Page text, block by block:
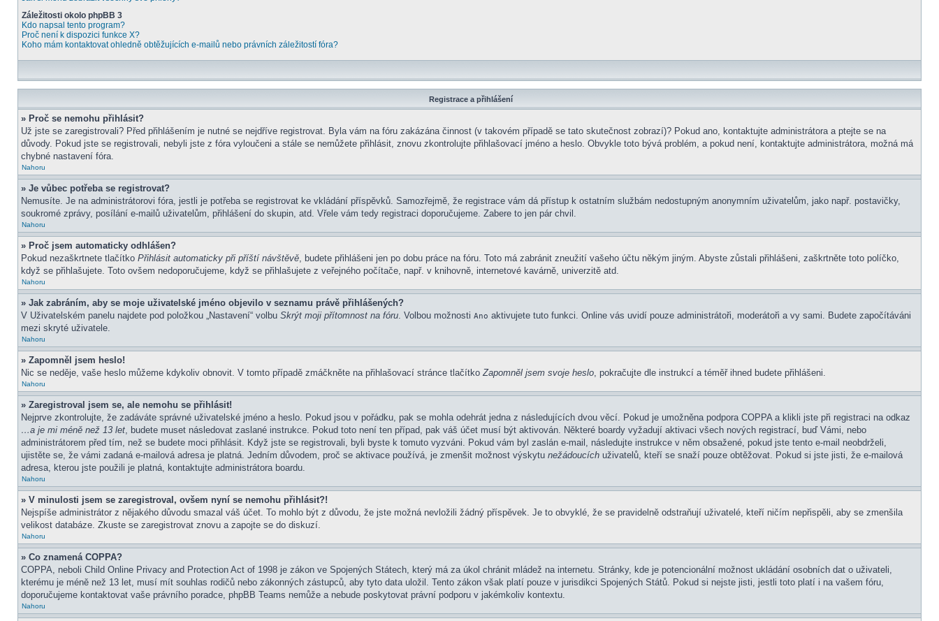
Záležitosti okolo phpBB 3
Kdo napsal tento program?
Proč není k dispozici funkce X?
Koho mám kontaktovat ohledně obtěžujících e-mailů nebo právních záležitostí fóra?
Registrace a přihlášení
» Proč se nemohu přihlásit?
Už jste se zaregistrovali? Před přihlášením je nutné se nejdříve registrovat. Byla vám na fóru zakázána činnost (v takovém případě se tato skutečnost zobrazí)? Pokud ano, kontaktujte administrátora a ptejte se na
důvody. Pokud jste se registrovali, nebyli jste z fóra vyloučeni a stále se nemůžete přihlásit, znovu zkontrolujte přihlašovací jméno a heslo. Obvykle toto bývá problém, a pokud není, kontaktujte administrátora, možná má
chybné nastavení fóra.
Nahoru
» Je vůbec potřeba se registrovat?
Nemusíte. Je na administrátorovi fóra, jestli je potřeba se registrovat ke vkládání příspěvků. Samozřejmě, že registrace vám dá přístup k ostatním službám nedostupným anonymním uživatelům, jako např. postavičky,
soukromé zprávy, posílání e-mailů uživatelům, přihlášení do skupin, atd. Vřele vám tedy registraci doporučujeme. Zabere to jen pár chvil.
Nahoru
» Proč jsem automaticky odhlášen?
Pokud nezaškrtnete tlačítko Přihlásit automaticky při příští návštěvě, budete přihlášeni jen po dobu práce na fóru. Toto má zabránit zneužití vašeho účtu někým jiným. Abyste zůstali přihlášeni, zaškrtněte toto políčko,
když se přihlašujete. Toto ovšem nedoporučujeme, když se přihlašujete z veřejného počítače, např. v knihovně, internetové kavárně, univerzitě atd.
Nahoru
» Jak zabráním, aby se moje uživatelské jméno objevilo v seznamu právě přihlášených?
V Uživatelském panelu najdete pod položkou „Nastavení“ volbu Skrýt moji přítomnost na fóru. Volbou možnosti Ano aktivujete tuto funkci. Online vás uvidí pouze administrátoři, moderátoři a vy sami. Budete započítáváni
mezi skryté uživatele.
Nahoru
» Zapomněl jsem heslo!
Nic se neděje, vaše heslo můžeme kdykoliv obnovit. V tomto případě zmáčkněte na přihlašovací stránce tlačítkoZapomněl jsem svoje heslo, pokračujte dle instrukcí a téměř ihned budete přihlášeni.
Nahoru
» Zaregistroval jsem se, ale nemohu se přihlásit!
Nejprve zkontrolujte, že zadáváte správné uživatelské jméno a heslo. Pokud jsou v pořádku, pak se mohla odehrát jedna z následujících dvou věcí. Pokud je umožněna podpora COPPA a klikli jste při registraci na odkaz
…a je mi méně než 13 let, budete muset následovat zaslané instrukce. Pokud toto není ten případ, pak váš účet musí být aktivován. Některé boardy vyžadují aktivaci všech nových registrací, buď Vámi, nebo
administrátorem před tím, než se budete moci přihlásit. Když jste se registrovali, byli byste k tomuto vyzváni. Pokud vám byl zaslán e-mail, následujte instrukce v něm obsažené, pokud jste tento e-mail neobdrželi,
ujistěte se, že vámi zadaná e-mailová adresa je platná. Jedním důvodem, proč se aktivace používá, je zmenšit možnost výskytu nežádoucích uživatelů, kteří se snaží pouze obtěžovat. Pokud si jste jisti, že e-mailová
adresa, kterou jste použili je platná, kontaktujte administrátora boardu.
Nahoru
» V minulosti jsem se zaregistroval, ovšem nyní se nemohu přihlásit?!
Nejspíše administrátor z nějakého důvodu smazal váš účet. To mohlo být z důvodu, že jste možná nevložili žádný příspěvek. Je to obvyklé, že se pravidelně odstraňují uživatelé, kteří ničím nepřispěli, aby se zmenšila
velikost databáze. Zkuste se zaregistrovat znovu a zapojte se do diskuzí.
Nahoru
» Co znamená COPPA?
COPPA, neboli Child Online Privacy and Protection Act of 1998 je zákon ve Spojených Státech, který má za úkol chránit mládež na internetu. Stránky, kde je potencionální možnost ukládání osobních dat o uživateli,
kterému je méně než 13 let, musí mít souhlas rodičů nebo zákonných zástupců, aby tyto data uložil. Tento zákon však platí pouze v jurisdikci Spojených Států. Pokud si nejste jisti, jestli toto platí i na vašem fóru,
doporučujeme kontaktovat vaše právního poradce, phpBB Teams nemůže a nebude poskytovat právní podporu v jakémkoliv kontextu.
Nahoru